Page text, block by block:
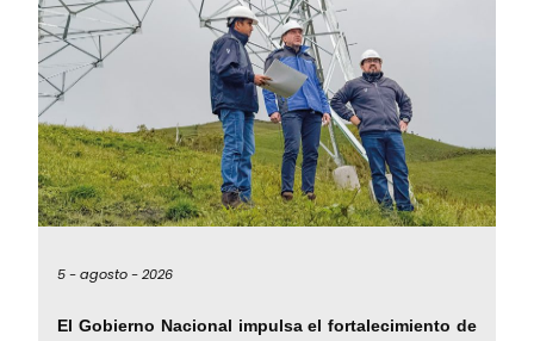
5 -agosto -2026
El Gobierno Nacional impulsa el fortalecimiento de